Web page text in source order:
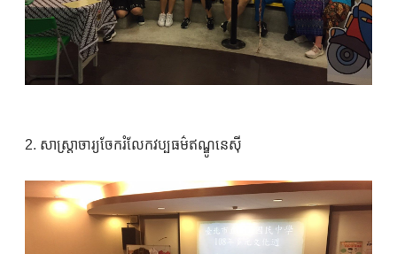
2. សាស្ត្រាចារ្យចែករំលែកវប្បធម៌ឥណ្ឌូនេស៊ី